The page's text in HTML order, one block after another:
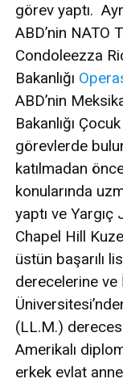
görev yaptı.
ABD’nin NATO
Condoleezza
Bakanlığı
ABD’nin
Bakanlığı
görevlerde
katılmadan
konularında
yaptı ve Yargıç
Chapel Hill
üstün başarılı
derecelerine ve
(LL.M.)
Amerikalı
erkek evlat